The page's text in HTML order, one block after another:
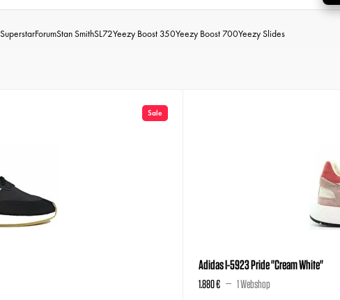
SuperstarForumStan SmithSL72Yeezy Boost 350Yeezy Boost 700Yeezy Slides
Sale
Adidas I-5923 Pride "Cream White"
1.880 € 1 Webshop